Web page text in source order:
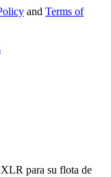
and Terms of
para su flota de